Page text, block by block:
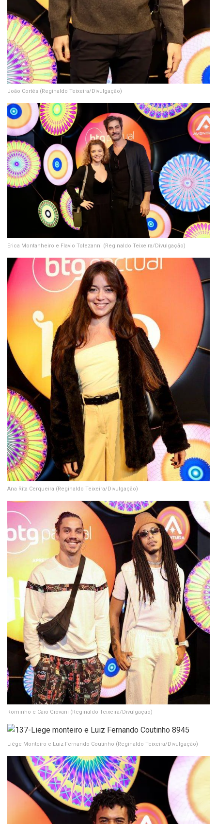
João Cortês (Reginaldo Teixeira/Divulgação)
Erica Montanheiro e Flavio Tolezanni (Reginaldo Teixeira/Divulgação)
Ana Rita Cerqueira (Reginaldo Teixeira/Divulgação)
Rominho e Caio Giovani (Reginaldo Teixeira/Divulgação)
Liège Monteiro e Luiz Fernando Coutinho (Reginaldo Teixeira/Divulgação)